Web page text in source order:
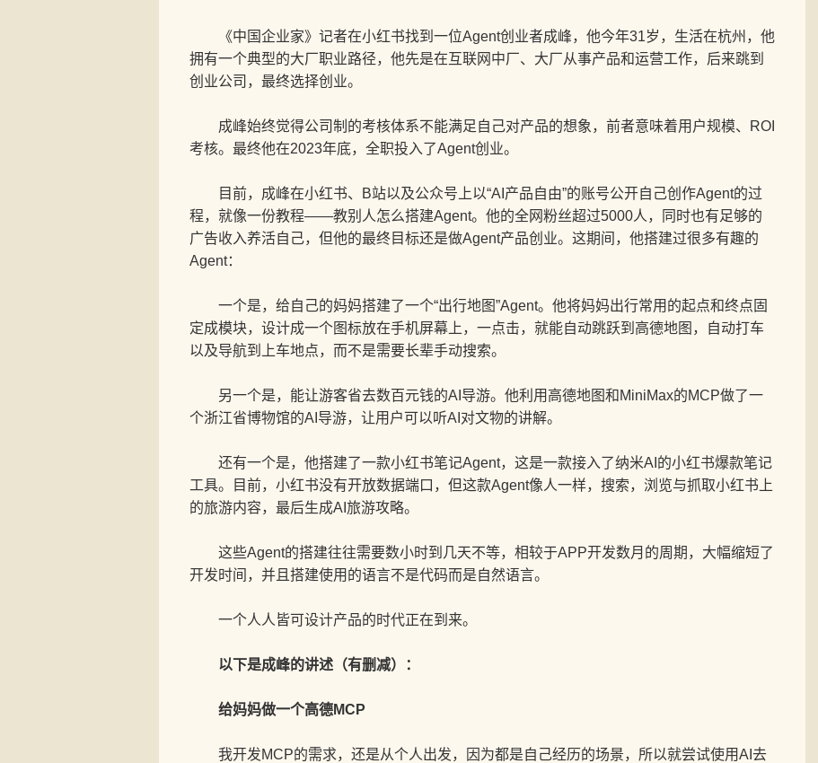
《中国企业家》记者在小红书找到一位Agent创业者成峰，他今年31岁，生活在杭州，他
拥有一个典型的大厂职业路径，他先是在互联网中厂、大厂从事产品和运营工作，后来跳到
创业公司，最终选择创业。
成峰始终觉得公司制的考核体系不能满足自己对产品的想象，前者意味着用户规模、ROI
考核。最终他在2023年底，全职投入了Agent创业。
目前，成峰在小红书、B站以及公众号上以“AI产品自由”的账号公开自己创作Agent的过
程，就像一份教程——教别人怎么搭建Agent。他的全网粉丝超过5000人，同时也有足够的
广告收入养活自己，但他的最终目标还是做Agent产品创业。这期间，他搭建过很多有趣的
Agent：
一个是，给自己的妈妈搭建了一个“出行地图”Agent。他将妈妈出行常用的起点和终点固
定成模块，设计成一个图标放在手机屏幕上，一点击，就能自动跳跃到高德地图，自动打车
以及导航到上车地点，而不是需要长辈手动搜索。
另一个是，能让游客省去数百元钱的AI导游。他利用高德地图和MiniMax的MCP做了一
个浙江省博物馆的AI导游，让用户可以听AI对文物的讲解。
还有一个是，他搭建了一款小红书笔记Agent，这是一款接入了纳米AI的小红书爆款笔记
工具。目前，小红书没有开放数据端口，但这款Agent像人一样，搜索，浏览与抓取小红书上
的旅游内容，最后生成AI旅游攻略。
这些Agent的搭建往往需要数小时到几天不等，相较于APP开发数月的周期，大幅缩短了
开发时间，并且搭建使用的语言不是代码而是自然语言。
一个人人皆可设计产品的时代正在到来。
以下是成峰的讲述（有删减）：
给妈妈做一个高德MCP
我开发MCP的需求，还是从个人出发，因为都是自己经历的场景，所以就尝试使用AI去